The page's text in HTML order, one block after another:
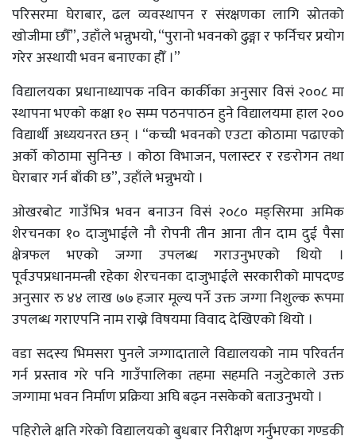
परिसरमा घेराबार, ढल व्यवस्थापन र संरक्षणका लागि स्रोतको
खोजीमा छौँ”, उहाँले भन्नुभयो, “पुरानो भवनको ढुङ्गा र फर्निचर प्रयोग
गरेर अस्थायी भवन बनाएका हौँ ।”
विद्यालयका प्रधानाध्यापक नविन कार्कीका अनुसार विसं २००८ मा
स्थापना भएको कक्षा १० सम्म पठनपाठन हुने विद्यालयमा हाल २००
विद्यार्थी अध्ययनरत छन् । “कच्ची भवनको एउटा कोठामा पढाएको
अर्को कोठामा सुनिन्छ । कोठा विभाजन, पलास्टर र रङरोगन तथा
घेराबार गर्न बाँकी छ”, उहाँले भन्नुभयो ।
ओखरबोट गाउँभित्र भवन बनाउन विसं २०८० मङ्सिरमा अमिक
शेरचनका १० दाजुभाईले नौ रोपनी तीन आना तीन दाम दुई पैसा
क्षेत्रफल भएको जग्गा उपलब्ध गराउनुभएको थियो ।
पूर्वउपप्रधानमन्त्री रहेका शेरचनका दाजुभाईले सरकारीको मापदण्ड
अनुसार रु ४४ लाख ७७ हजार मूल्य पर्ने उक्त जग्गा निशुल्क रूपमा
उपलब्ध गराएपनि नाम राख्ने विषयमा विवाद देखिएको थियो ।
वडा सदस्य भिमसरा पुनले जग्गादाताले विद्यालयको नाम परिवर्तन
गर्न प्रस्ताव गरे पनि गाउँपालिका तहमा सहमति नजुटेकाले उक्त
जग्गामा भवन निर्माण प्रक्रिया अघि बढ्न नसकेको बताउनुभयो ।
पहिरोले क्षति गरेको विद्यालयको बुधबार निरीक्षण गर्नुभएका गण्डकी